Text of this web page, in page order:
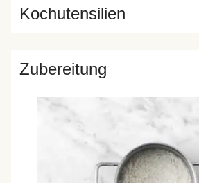
Kochutensilien
Zubereitung